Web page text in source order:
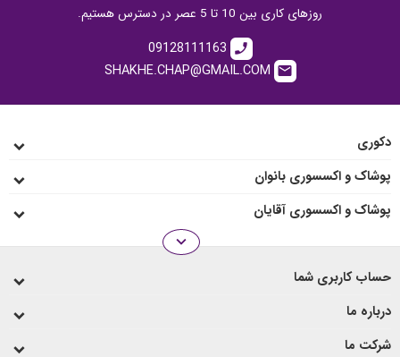
روزهای کاری بین 10 تا 5 عصر در دسترس هستیم.
call
09128111163
email
دکوری
پوشاک و اکسسوری بانوان
پوشاک و اکسسوری آقایان
انواع رو میزی
لیوان و ماگ
expand_more
حساب کاربری شما
درباره ما
شرکت ما